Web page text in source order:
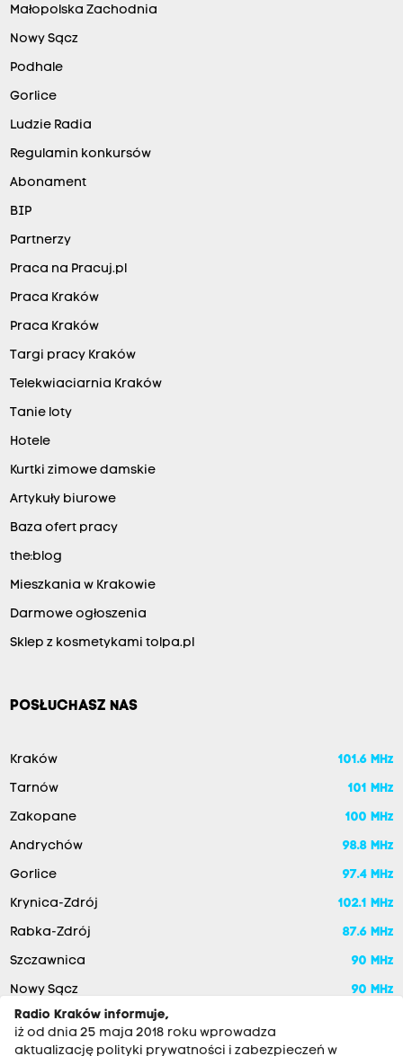
Małopolska Zachodnia
Nowy Sącz
Podhale
Gorlice
Ludzie Radia
Regulamin konkursów
Abonament
BIP
Partnerzy
Praca na Pracuj.pl
Praca Kraków
Praca Kraków
Targi pracy Kraków
Telekwiaciarnia Kraków
Tanie loty
Hotele
Kurtki zimowe damskie
Artykuły biurowe
Baza ofert pracy
the:blog
Mieszkania w Krakowie
Darmowe ogłoszenia
Sklep z kosmetykami tolpa.pl
POSŁUCHASZ NAS
Kraków 101.6 MHz
Tarnów 101 MHz
Zakopane 100 MHz
Andrychów 98.8 MHz
Gorlice 97.4 MHz
Krynica-Zdrój 102.1 MHz
Rabka-Zdrój 87.6 MHz
Szczawnica 90 MHz
Nowy Sącz
90 MHz
Radio Kraków informuje,
iż od dnia 25 maja 2018 roku wprowadza
aktualizację polityki prywatności i zabezpieczeń w